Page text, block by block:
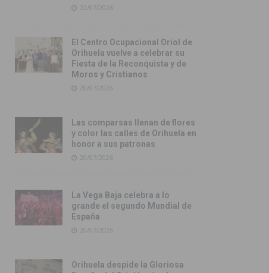
22/07/2026
El Centro Ocupacional Oriol de
Orihuela vuelve a celebrar su
Fiesta de la Reconquista y de
Moros y Cristianos
20/07/2026
Las comparsas llenan de flores
y color las calles de Orihuela en
honor a sus patronas
20/07/2026
La Vega Baja celebra a lo
grande el segundo Mundial de
España
20/07/2026
Orihuela despide la Gloriosa